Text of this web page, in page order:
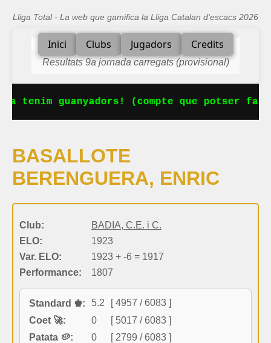
Lliga Total - La web que gamifica la Lliga Catalan d'escacs 2026
Inici Clubs Jugadors Credits
Resultats 9a jornada carregats (provisional)
tenim guanyadors! (compte que potser
BASALLOTE
BERENGUERA, ENRIC
Club:
BADIA, C.E. i C.
ELO:
1923
Var. ELO:
1923 + -6 = 1917
Performance:
1807
Standard ♚: 5.2
[ 4957 / 6083 ]
Coet 🚀:
0
[ 5017 / 6083 ]
Patata 🥔:
0
[ 2799 / 6083 ]